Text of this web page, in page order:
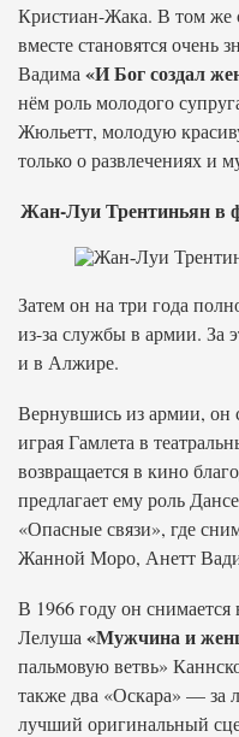
Кристиан-Жака. В том же
вместе становятся очень
Вадима «И Бог создал
нём роль молодого
Жюльетт, молодую
только о развлечениях и
Жан-Луи Трентиньян в
Затем он на три года
из-за службы в армии. За
и в Алжире.
Вернувшись из армии, он
играя Гамлета в
возвращается в кино
предлагает ему роль
«Опасные связи», где
Жанной Моро, Анетт
В 1966 году он
Лелуша «Мужчина и
пальмовую ветвь»
также два «Оскара» — за
лучший оригинальный